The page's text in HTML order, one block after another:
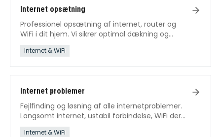
Internet opsætning
Professionel opsætning af internet, router og
WiFi i dit hjem. Vi sikrer optimal dækning og
hastighed fra dag ét.
Internet & WiFi
Internet problemer
Fejlfinding og løsning af alle internetproblemer.
Langsomt internet, ustabil forbindelse, WiFi der
falder ud – vi fikser det.
Internet & WiFi